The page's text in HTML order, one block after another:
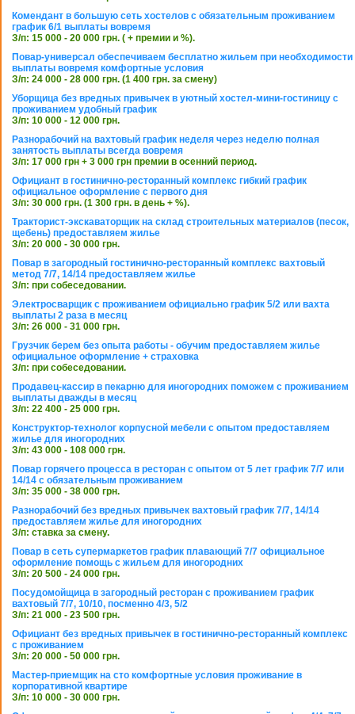
Комендант в большую сеть хостелов с обязательным проживанием
график 6/1 выплаты вовремя
З/п: 15 000 - 20 000 грн. ( + премии и %).
Повар-универсал обеспечиваем бесплатно жильем при необходимости
выплаты вовремя комфортные условия
З/п: 24 000 - 28 000 грн. (1 400 грн. за смену)
Уборщица без вредных привычек в уютный хостел-мини-гостиницу с
проживанием удобный график
З/п: 10 000 - 12 000 грн.
Разнорабочий на вахтовый график неделя через неделю полная
занятость выплаты всегда вовремя
З/п: 17 000 грн + 3 000 грн премии в осенний период.
Официант в гостинично-ресторанный комплекс гибкий график
официальное оформление с первого дня
З/п: 30 000 грн. (1 300 грн. в день + %).
Тракторист-экскаваторщик на склад строительных материалов (песок,
щебень) предоставляем жилье
З/п: 20 000 - 30 000 грн.
Повар в загородный гостинично-ресторанный комплекс вахтовый
метод 7/7, 14/14 предоставляем жилье
З/п: при собеседовании.
Электросварщик с проживанием официально график 5/2 или вахта
выплаты 2 раза в месяц
З/п: 26 000 - 31 000 грн.
Грузчик берем без опыта работы - обучим предоставляем жилье
официальное оформление + страховка
З/п: при собеседовании.
Продавец-кассир в пекарню для иногородних поможем с проживанием
выплаты дважды в месяц
З/п: 22 400 - 25 000 грн.
Конструктор-технолог корпусной мебели с опытом предоставляем
жилье для иногородних
З/п: 43 000 - 108 000 грн.
Повар горячего процесса в ресторан с опытом от 5 лет график 7/7 или
14/14 с обязательным проживанием
З/п: 35 000 - 38 000 грн.
Разнорабочий без вредных привычек вахтовый график 7/7, 14/14
предоставляем жилье для иногородних
З/п: ставка за смену.
Повар в сеть супермаркетов график плавающий 7/7 официальное
оформление помощь с жильем для иногородних
З/п: 20 500 - 24 000 грн.
Посудомойщица в загородный ресторан с проживанием график
вахтовый 7/7, 10/10, посменно 4/3, 5/2
З/п: 21 000 - 23 500 грн.
Официант без вредных привычек в гостинично-ресторанный комплекс
с проживанием
З/п: 20 000 - 50 000 грн.
Мастер-приемщик на сто комфортные условия проживание в
корпоративной квартире
З/п: 10 000 - 30 000 грн.